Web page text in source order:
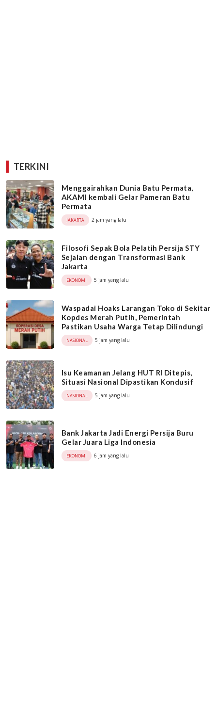
TERKINI
Menggairahkan Dunia Batu Permata,
AKAMI kembali Gelar Pameran Batu
Permata
JAKARTA 2 jam yang lalu
Filosofi Sepak Bola Pelatih Persija STY
Sejalan dengan Transformasi Bank
Jakarta
EKONOMI 5 jam yang lalu
Waspadai Hoaks Larangan Toko di Sekitar
Kopdes Merah Putih, Pemerintah
Pastikan Usaha Warga Tetap Dilindungi
NASIONAL 5 jam yang lalu
Isu Keamanan Jelang HUT RI Ditepis,
Situasi Nasional Dipastikan Kondusif
NASIONAL 5 jam yang lalu
Bank Jakarta Jadi Energi Persija Buru
Gelar Juara Liga Indonesia
EKONOMI 6 jam yang lalu